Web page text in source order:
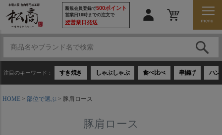
新規会員登録で500ポイント
営業日16時までの注文で
翌営業日発送
注目のキーワード： すき焼き しゃぶしゃぶ 食べ比べ 串揚げ ハン
HOME 部位で選ぶ 豚肩ロース
豚肩ロース